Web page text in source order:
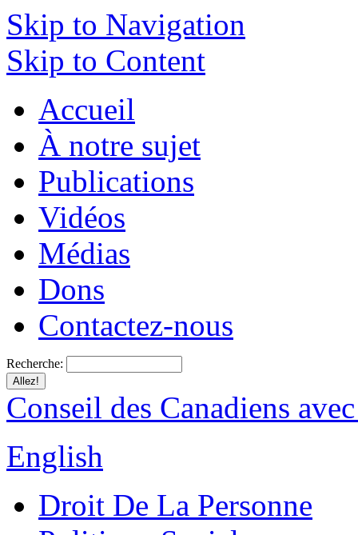
Skip to Navigation
Skip to Content
Accueil
À notre sujet
Publications
Vidéos
Médias
Dons
Contactez-nous
Recherche:
Conseil des Canadiens
English
Droit De La Personne